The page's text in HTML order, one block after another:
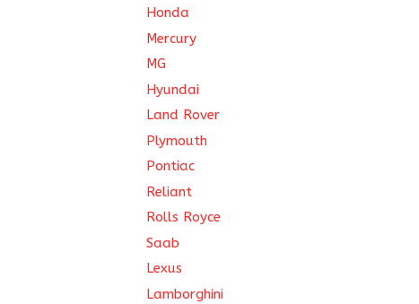
Honda
Mercury
MG
Hyundai
Land Rover
Plymouth
Pontiac
Reliant
Rolls Royce
Saab
Lexus
Lamborghini